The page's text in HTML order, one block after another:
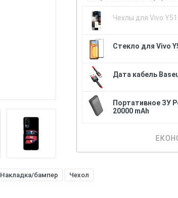
Чехлы для Vivo
Стекло для Vivo
Дата кабель
Портативное ЗУ
20000 mAh
Накладка/бампер Чехол